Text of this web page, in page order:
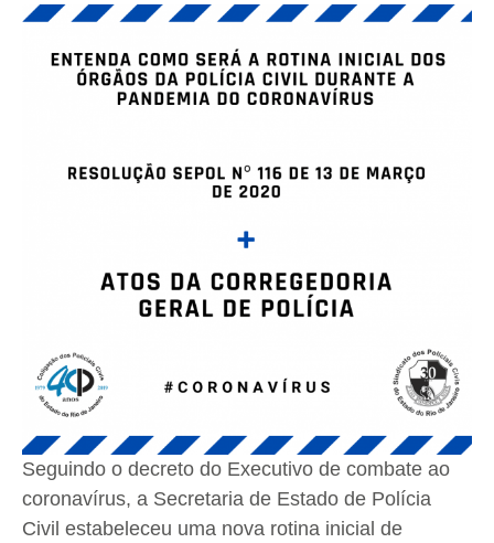
Seguindo o decreto do Executivo de combate ao
coronavírus, a Secretaria de Estado de Polícia
Civil estabeleceu uma nova rotina inicial de